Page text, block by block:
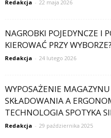
Redakcja - 22 maja 2026
NAGROBKI POJEDYNCZE I
KIEROWAĆ PRZY WYBORZE?
Redakcja - 24 lutego 2026
WYPOSAŻENIE
SKŁADOWANIA A
TECHNOLOGIA SPOTYKA
Redakcja - 29 października 2025